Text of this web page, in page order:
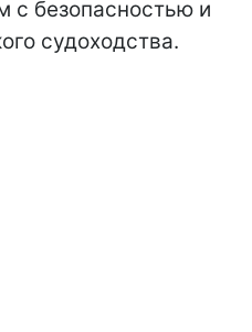
с безопасностью и
судоходства.